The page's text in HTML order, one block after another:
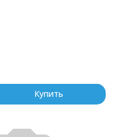
Купить